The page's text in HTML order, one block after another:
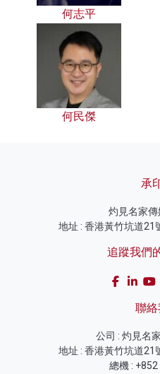
何志平
何民傑
承
灼見名家傳
地址 : 香港黃竹坑道21
追蹤我們
聯絡
公司 : 灼見名
地址 : 香港黃竹坑道21
總機 :